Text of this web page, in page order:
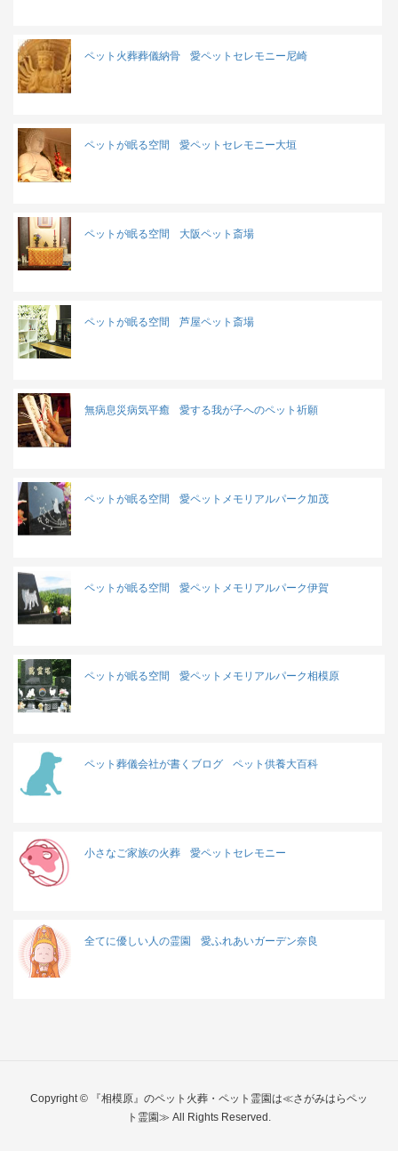
ペット火葬葬儀納骨 愛ペットセレモニー尼崎
ペットが眠る空間 愛ペットセレモニー大垣
ペットが眠る空間 大阪ペット斎場
ペットが眠る空間 芦屋ペット斎場
無病息災病気平癒 愛する我が子へのペット祈願
ペットが眠る空間 愛ペットメモリアルパーク加茂
ペットが眠る空間 愛ペットメモリアルパーク伊賀
ペットが眠る空間 愛ペットメモリアルパーク相模原
ペット葬儀会社が書くブログ ペット供養大百科
小さなご家族の火葬 愛ペットセレモニー
全てに優しい人の霊園 愛ふれあいガーデン奈良
Copyright © 『相模原』のペット火葬・ペット霊園は≪さがみはらペッ
ト霊園≫ All Rights Reserved.